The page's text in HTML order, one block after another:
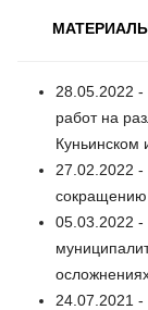
28.05.2022 -
работ на
Куньинском
27.02.2022 -
сокращению
05.03.2022 -
24.07.2021